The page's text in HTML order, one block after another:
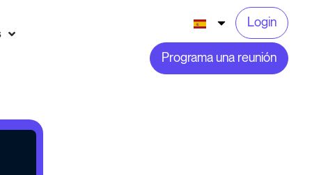
Login
Programa una reunión